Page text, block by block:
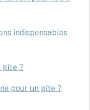
indispensables
gîte ?
pour un gîte ?